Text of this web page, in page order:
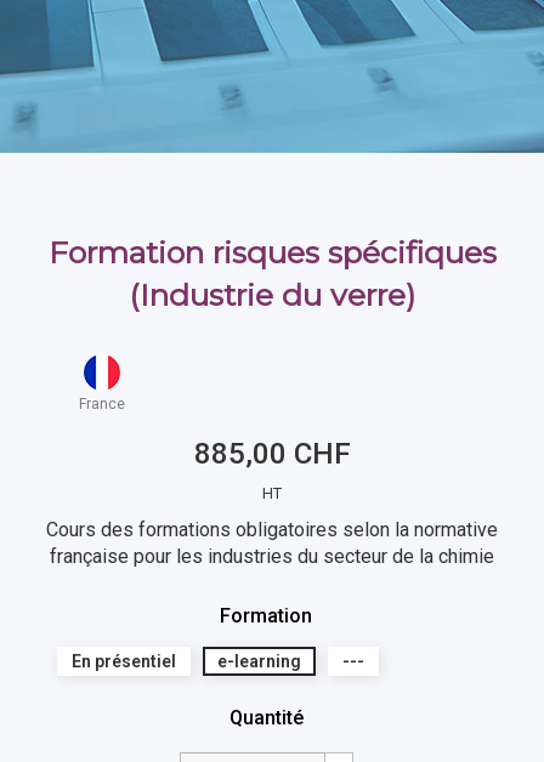
Formation risques spécifiques
(Industrie du verre)
France
885,00 CHF
HT
Cours des formations obligatoires selon la normative
française pour les industries du secteur de la chimie
Formation
En présentiel e-learning ---
Quantité